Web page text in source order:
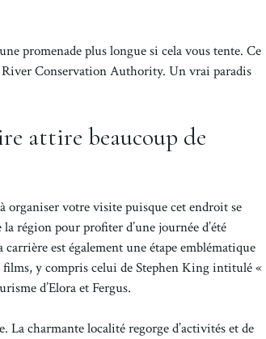
promenade plus longue si cela vous tente. Ce
Conservation Authority. Un vrai paradis
attire beaucoup de
organiser votre visite puisque cet endroit se
région pour profiter d’une journée d’été
est également une étape emblématique
films, y compris celui de Stephen King intitulé «
d’Elora et Fergus.
La charmante localité regorge d’activités et de